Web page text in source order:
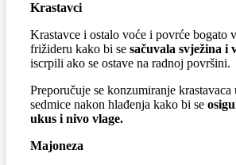
Krastavci
Krastavce i ostalo voće i povrće bogato
frižideru kako bi se sačuvala svježina i
iscrpili ako se ostave na radnoj površini.
Preporučuje se konzumiranje
sedmice nakon hlađenja kako bi se
ukus i nivo vlage.
Majoneza